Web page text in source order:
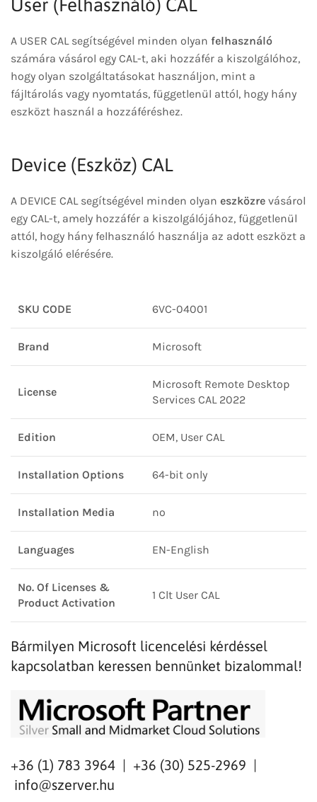
User (Felhasználó) CAL
A USER CAL segítségével minden olyan felhasználó
számára vásárol egy CAL-t, aki hozzáfér a kiszolgálóhoz,
hogy olyan szolgáltatásokat használjon, mint a
fájltárolás vagy nyomtatás, függetlenül attól, hogy hány
eszközt használ a hozzáféréshez.
Device (Eszköz) CAL
A DEVICE CAL segítségével minden olyan eszközre vásárol
egy CAL-t, amely hozzáfér a kiszolgálójához, függetlenül
attól, hogy hány felhasználó használja az adott eszközt a
kiszolgáló elérésére.
SKU CODE 6VC-04001
Brand Microsoft
License
Microsoft Remote Desktop
Services CAL 2022
Edition OEM, User CAL
Installation Options 64-bit only
Installation Media no
Languages EN-English
No. Of Licenses &
Product Activation
1 Clt User CAL
Bármilyen Microsoft licencelési kérdéssel
kapcsolatban keressen bennünket bizalommal!
+36 (1) 783 3964 | +36 (30) 525-2969 |
info@szerver.hu